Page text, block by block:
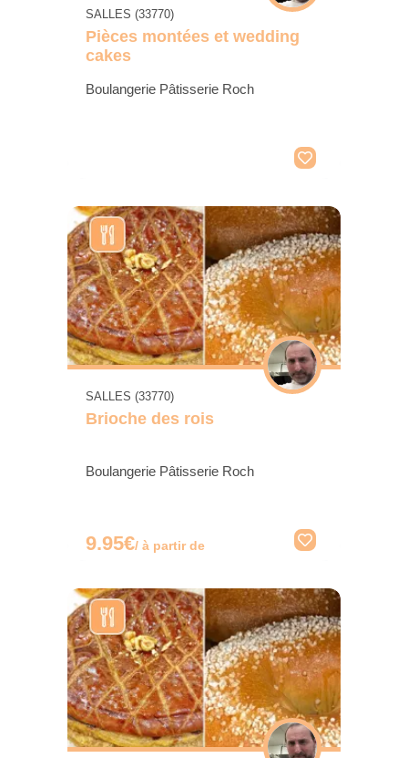
SALLES (33770)
Pièces montées et wedding
cakes
Boulangerie Pâtisserie Roch
SALLES (33770)
Brioche des rois
Boulangerie Pâtisserie Roch
9.95€/ à partir de